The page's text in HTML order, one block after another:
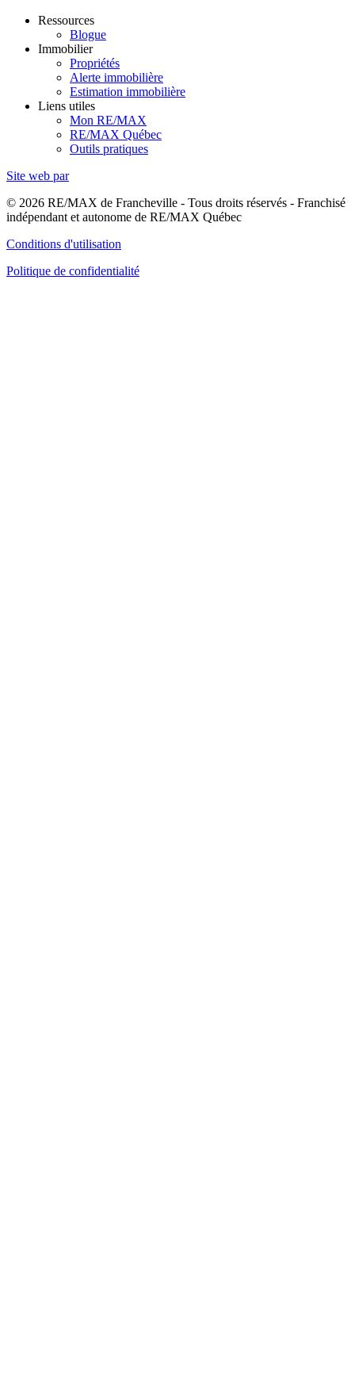
Ressources
Blogue
Immobilier
Propriétés
Alerte immobilière
Estimation immobilière
Liens utiles
Mon RE/MAX
RE/MAX Québec
Outils pratiques
Site web par
© 2026 RE/MAX de Francheville - Tous droits réservés - Franchisé
indépendant et autonome de RE/MAX Québec
Conditions d'utilisation
Politique de confidentialité